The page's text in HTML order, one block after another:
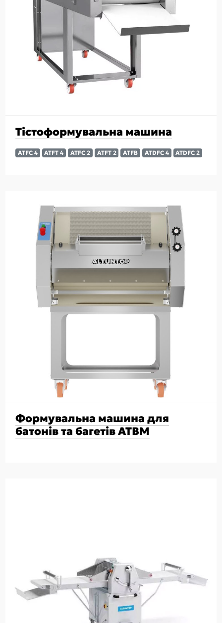
Тістоформувальна машина
ATFC 4 ATFT 4 ATFC 2 ATFT 2 ATFB ATDFC 4 ATDFC 2
Формувальна машина для
батонів та багетів ATBM